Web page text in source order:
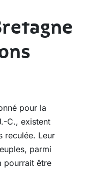
pour la
C., existent
reculée. Leur
parmi
pourrait être